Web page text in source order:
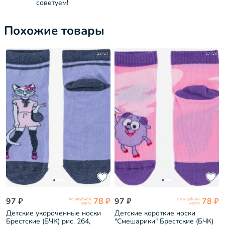
советуем!
Похожие товары
23-24
97 ₽ по клубной
карте 78 ₽
Детские укороченные носки
Брестские (БЧК) рис. 264,
17-18
97 ₽ по клубной
карте 78 ₽
Детские короткие носки
"Смешарики" Брестские (БЧК)